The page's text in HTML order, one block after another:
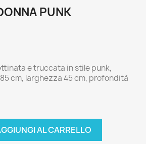
PUNK
e truccata in stile punk,
cm, larghezza 45 cm, profondità
AL CARRELLO